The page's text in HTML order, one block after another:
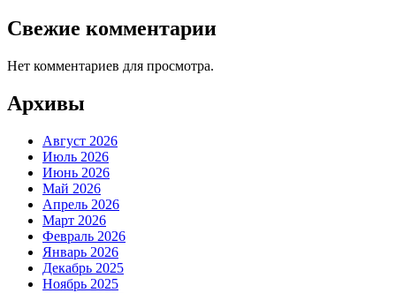
Свежие комментарии
Нет комментариев для просмотра.
Архивы
Август 2026
Июль 2026
Июнь 2026
Май 2026
Апрель 2026
Март 2026
Февраль 2026
Январь 2026
Декабрь 2025
Ноябрь 2025